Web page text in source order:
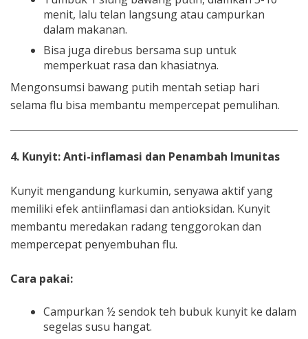
menit, lalu telan langsung atau campurkan
dalam makanan.
Bisa juga direbus bersama sup untuk
memperkuat rasa dan khasiatnya.
Mengonsumsi bawang putih mentah setiap hari
selama flu bisa membantu mempercepat pemulihan.
4. Kunyit: Anti-inflamasi dan Penambah Imunitas
Kunyit mengandung kurkumin, senyawa aktif yang
memiliki efek antiinflamasi dan antioksidan. Kunyit
membantu meredakan radang tenggorokan dan
mempercepat penyembuhan flu.
Cara pakai:
Campurkan ½ sendok teh bubuk kunyit ke dalam
segelas susu hangat.